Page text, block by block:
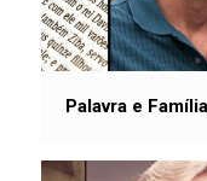
Palavra e